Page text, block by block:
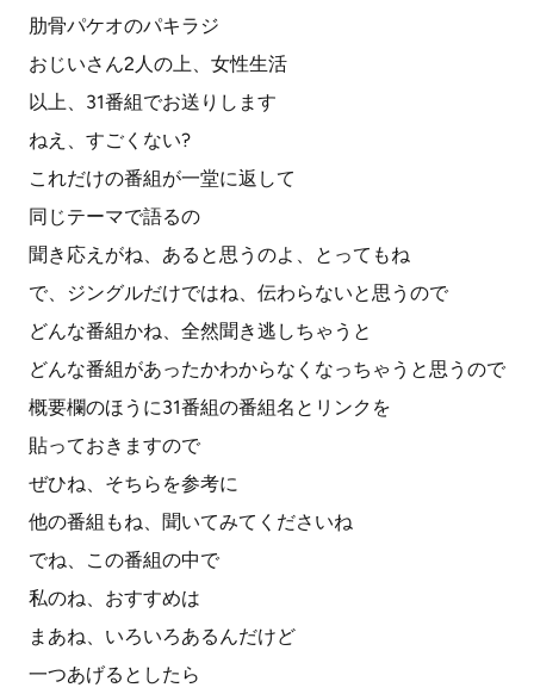
肋骨パケオのパキラジ
おじいさん2人の上、女性生活
以上、31番組でお送りします
ねえ、すごくない?
これだけの番組が一堂に返して
同じテーマで語るの
聞き応えがね、あると思うのよ、とってもね
で、ジングルだけではね、伝わらないと思うので
どんな番組かね、全然聞き逃しちゃうと
どんな番組があったかわからなくなっちゃうと思うので
概要欄のほうに31番組の番組名とリンクを
貼っておきますので
ぜひね、そちらを参考に
他の番組もね、聞いてみてくださいね
でね、この番組の中で
私のね、おすすめは
まあね、いろいろあるんだけど
一つあげるとしたら